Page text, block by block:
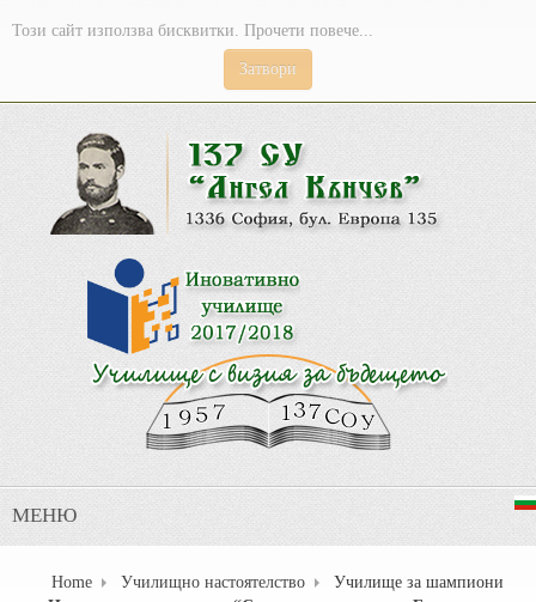
Този сайт използва бисквитки. Прочети повече...
Затвори
МЕНЮ
Home Училищно настоятелство
Училище за шампиони